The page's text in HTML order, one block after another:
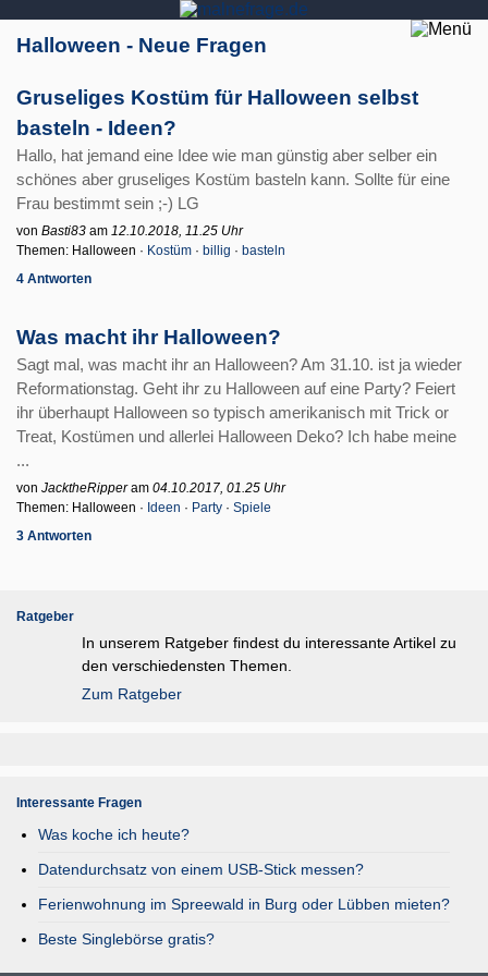
Halloween - Neue Fragen
Gruseliges Kostüm für Halloween selbst
basteln - Ideen?
Hallo, hat jemand eine Idee wie man günstig aber selber ein
schönes aber gruseliges Kostüm basteln kann. Sollte für eine
Frau bestimmt sein ;-) LG
von Basti83 am 12.10.2018, 11.25 Uhr
Themen: Halloween · Kostüm · billig · basteln
4 Antworten
Was macht ihr Halloween?
Sagt mal, was macht ihr an Halloween? Am 31.10. ist ja wieder
Reformationstag. Geht ihr zu Halloween auf eine Party? Feiert
ihr überhaupt Halloween so typisch amerikanisch mit Trick or
Treat, Kostümen und allerlei Halloween Deko? Ich habe meine
...
von JacktheRipperam 04.10.2017, 01.25 Uhr
Themen: Halloween · Ideen · Party · Spiele
3 Antworten
Ratgeber
In unserem Ratgeber findest du interessante Artikel zu
den verschiedensten Themen.
Zum Ratgeber
Interessante Fragen
Was koche ich heute?
Datendurchsatz von einem USB-Stick messen?
Ferienwohnung im Spreewald in Burg oder Lübben mieten?
Beste Singlebörse gratis?